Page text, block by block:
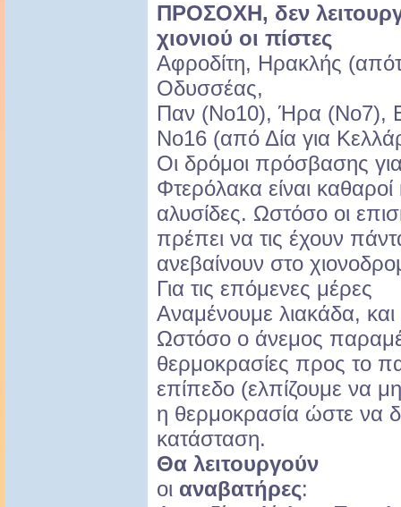
ΠΡΟΣΟΧΗ, δεν
χιονιού οι πίστες
Αφροδίτη, Ηρακλής
Οδυσσέας,
Παν (Νο10), Ήρα (Νο7),
Νο16 (από Δία για
Οι δρόμοι πρόσβασης
Φτερόλακα είναι καθαροί
αλυσίδες. Ωστόσο οι
πρέπει να τις έχουν
ανεβαίνουν στο
Για τις επόμενες μέρες
Αναμένουμε λιακάδα,
Ωστόσο ο άνεμος
θερμοκρασίες προς το
επίπεδο (ελπίζουμε να
η θερμοκρασία ώστε να
κατάσταση.
Θα λειτουργούν
οι αναβατήρες: